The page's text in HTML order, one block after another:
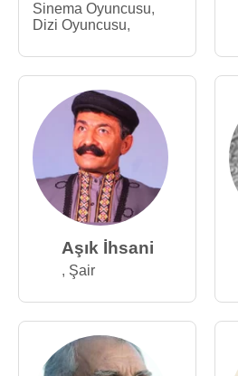
Sinema Oyuncusu,
Dizi Oyuncusu,
Aşık İhsani
, Şair